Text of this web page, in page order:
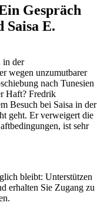
Gespräch
E.
in der
wegen unzumutbarer
nach Tunesien
Haft? Fredrik
Besuch bei Saisa in der
geht. Er verweigert die
ist sehr
bleibt: Unterstützen
erhalten Sie Zugang zu